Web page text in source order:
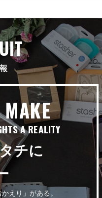
A REALITY
チに
えり」がある。